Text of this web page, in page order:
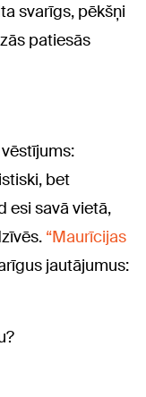
svarīgs, pēkšņi
patiesās
bet
esi savā vietā,
“Maurīcijas
jautājumus: